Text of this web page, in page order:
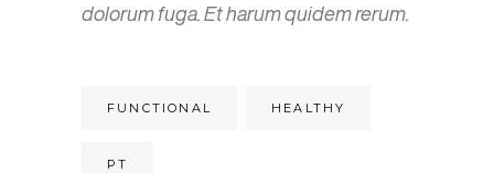
dolorum fuga. Et harum quidem rerum.
FUNCTIONAL HEALTHY
PT